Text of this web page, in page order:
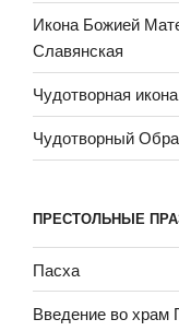
Икона Божией
Славянская
Чудотворная
Чудотворный
ПРЕСТОЛЬНЫЕ
Пасха
Введение во храм